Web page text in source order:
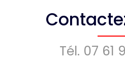
Tél. 07 61